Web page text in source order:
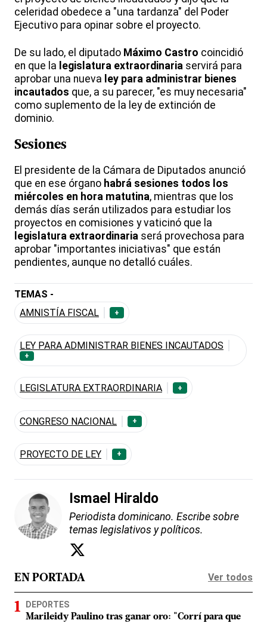
celeridad obedece a "una tardanza" del Poder
Ejecutivo para opinar sobre el proyecto.
De su lado, el diputado Máximo Castro coincidió
en que la legislatura extraordinaria servirá para
aprobar una nueva ley para administrar bienes
incautados que, a su parecer, "es muy necesaria"
como suplemento de la ley de extinción de
dominio.
Sesiones
El presidente de la Cámara de Diputados anunció
que en ese órgano habrá sesiones todos los
miércoles en hora matutina, mientras que los
demás días serán utilizados para estudiar los
proyectos en comisiones y vaticinó que la
legislatura extraordinaria será provechosa para
aprobar "importantes iniciativas" que están
pendientes, aunque no detalló cuáles.
TEMAS -
AMNISTÍA FISCAL
+
LEY PARA ADMINISTRAR BIENES INCAUTADOS
+
LEGISLATURA EXTRAORDINARIA +
CONGRESO NACIONAL +
PROYECTO DE LEY +
Ismael Hiraldo
Periodista dominicano. Escribe sobre
temas legislativos y políticos.
EN PORTADA Ver todos
DEPORTES
Marileidy Paulino tras ganar oro: "Corrí para que